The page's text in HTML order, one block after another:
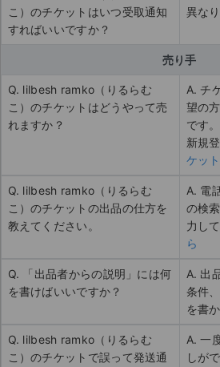
こ）のチケットはいつ受取通知
すればいいですか？
異な
売り手
Q. lilbesh ramko（りるらむ
こ）のチケットはどうやって売
れますか？
A. チ
望の
です
新規
ケッ
Q. lilbesh ramko（りるらむ
こ）のチケットの出品の仕方を
教えてください。
A. 電
の検
力し
ら
Q. 「出品者からの説明」には何
を書けばいいですか？
A. 出
条件
を書
Q. lilbesh ramko（りるらむ
こ）のチケットで誤って発送通
A. 一
しが